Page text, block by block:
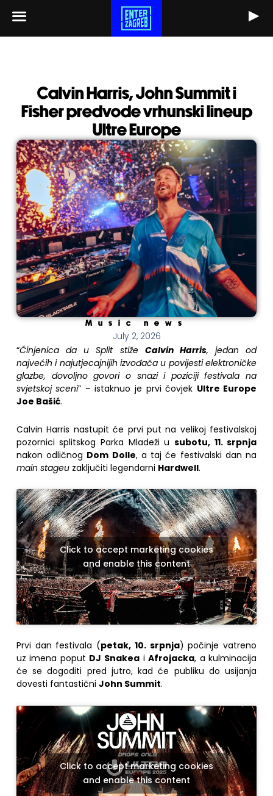
content
Calvin Harris, John Summit i
Fisher predvode vrhunski lineup
Ultre Europe
Music news
July 2, 2026
“Činjenica da u Split stiže Calvin Harris, jedan od
najvećih i najutjecajnijih izvođača u povijesti elektroničke
glazbe, dovoljno govori o snazi i poziciji festivala na
svjetskoj sceni” – istaknuo je prvi čovjek Ultre Europe
Joe Bašić.
Calvin Harris nastupit će prvi put na velikoj festivalskoj
pozornici splitskog Parka Mladeži u subotu, 11. srpnja
nakon odličnog Dom Dolle, a taj će festivalski dan na
main stageuzaključiti legendarni Hardwell.
Click to accept marketing cookies
and enable this content
Prvi dan festivala (petak, 10. srpnja) počinje vatreno
uz imena poput DJ Snakea iAfrojacka, a kulminacija
će se dogoditi pred jutro, kad će publiku do usijanja
dovesti fantastični John Summit.
Click to accept marketing cookies
and enable this content